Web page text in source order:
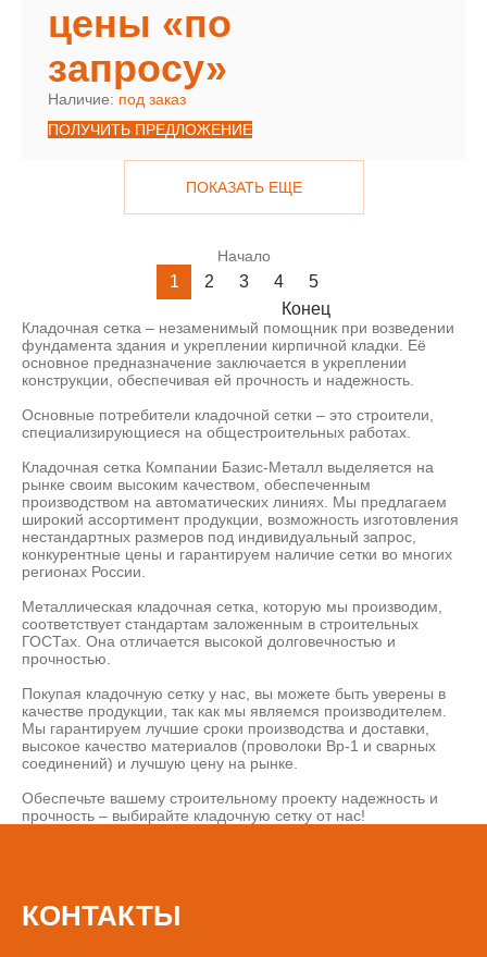
цены «по
запросу»
Наличие: под заказ
ПОЛУЧИТЬ ПРЕДЛОЖЕНИЕ
ПОКАЗАТЬ ЕЩЕ
Начало
1 2 3 4
5
Конец
Кладочная сетка – незаменимый помощник при возведении
фундамента здания и укреплении кирпичной кладки. Её
основное предназначение заключается в укреплении
конструкции, обеспечивая ей прочность и надежность.
Основные потребители кладочной сетки – это строители,
специализирующиеся на общестроительных работах.
Кладочная сетка Компании Базис-Металл выделяется на
рынке своим высоким качеством, обеспеченным
производством на автоматических линиях. Мы предлагаем
широкий ассортимент продукции, возможность изготовления
нестандартных размеров под индивидуальный запрос,
конкурентные цены и гарантируем наличие сетки во многих
регионах России.
Металлическая кладочная сетка, которую мы производим,
соответствует стандартам заложенным в строительных
ГОСТах. Она отличается высокой долговечностью и
прочностью.
Покупая кладочную сетку у нас, вы можете быть уверены в
качестве продукции, так как мы являемся производителем.
Мы гарантируем лучшие сроки производства и доставки,
высокое качество материалов (проволоки Вр-1 и сварных
соединений) и лучшую цену на рынке.
Обеспечьте вашему строительному проекту надежность и
прочность – выбирайте кладочную сетку от нас!
КОНТАКТЫ